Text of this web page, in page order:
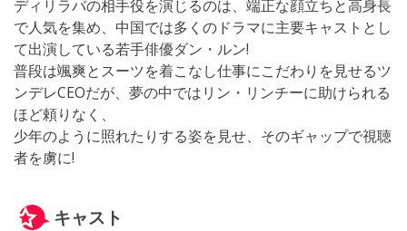
ディリラバの相手役を演じるのは、端正な顔立ちと高身長
で人気を集め、中国では多くのドラマに主要キャストとし
て出演している若手俳優ダン・ルン!
普段は颯爽とスーツを着こなし仕事にこだわりを見せるツ
ンデレCEOだが、夢の中ではリン・リンチーに助けられる
ほど頼りなく、
少年のように照れたりする姿を見せ、そのギャップで視聴
者を虜に!
キャスト